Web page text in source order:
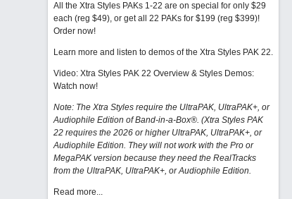
All the Xtra Styles PAKs 1-22 are on special for only $29
each (reg $49), or get all 22 PAKs for $199 (reg $399)!
Order now!
Learn more and listen to demos of the Xtra Styles PAK 22.
Video: Xtra Styles PAK 22 Overview & Styles Demos:
Watch now!
Note: The Xtra Styles require the UltraPAK, UltraPAK+, or
Audiophile Edition of Band-in-a-Box®. (Xtra Styles PAK
22 requires the 2026 or higher UltraPAK, UltraPAK+, or
Audiophile Edition. They will not work with the Pro or
MegaPAK version because they need the RealTracks
from the UltraPAK, UltraPAK+, or Audiophile Edition.
Read more...